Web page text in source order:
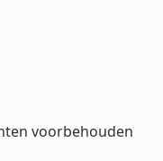
voorbehouden